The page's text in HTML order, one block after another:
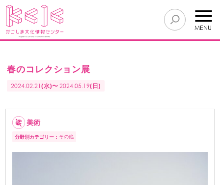
MENU
春のコレクション展
2024.02.21(水)〜2024.05.19(日)
美術
分野別カテゴリー： その他